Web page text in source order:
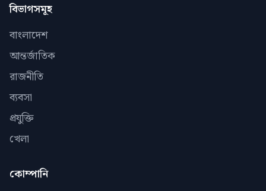
বিভাগসমূহ
বাংলাদেশ
আন্তর্জাতিক
রাজনীতি
ব্যবসা
প্রযুক্তি
খেলা
কোম্পানি